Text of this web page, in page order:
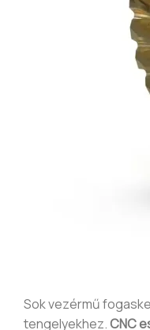
Sok vezérmű
tengelyekhez.CNC